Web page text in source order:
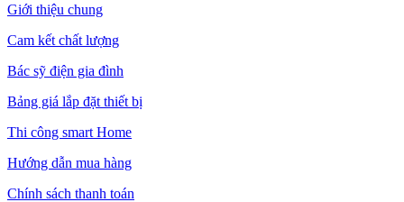
Giới thiệu chung
Cam kết chất lượng
Bác sỹ điện gia đình
Bảng giá lắp đặt thiết bị
Thi công smart Home
Hướng dẫn mua hàng
Chính sách thanh toán